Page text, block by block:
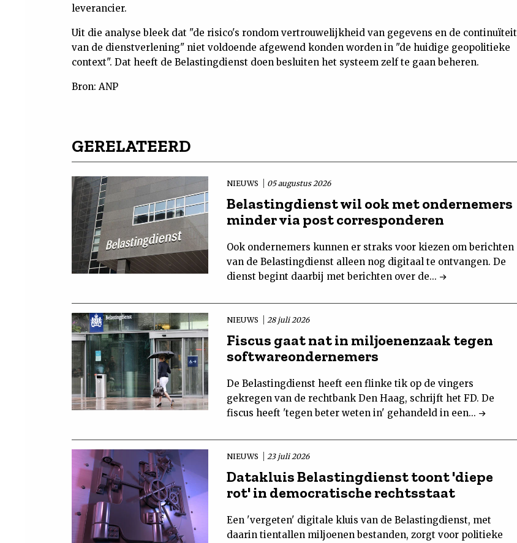
leverancier.
Uit die analyse bleek dat "de risico's rondom vertrouwelijkheid van gegevens en de continuïteit
van de dienstverlening" niet voldoende afgewend konden worden in "de huidige geopolitieke
context". Dat heeft de Belastingdienst doen besluiten het systeem zelf te gaan beheren.
Bron: ANP
GERELATEERD
NIEUWS 05 augustus 2026
Belastingdienst wil ook met ondernemers
minder via post corresponderen
Ook ondernemers kunnen er straks voor kiezen om berichten
van de Belastingdienst alleen nog digitaal te ontvangen. De
dienst begint daarbij met berichten over de...
NIEUWS 28 juli 2026
Fiscus gaat nat in miljoenenzaak tegen
softwareondernemers
De Belastingdienst heeft een flinke tik op de vingers
gekregen van de rechtbank Den Haag, schrijft het FD. De
fiscus heeft 'tegen beter weten in' gehandeld in een...
NIEUWS 23 juli 2026
Datakluis Belastingdienst toont 'diepe
rot' in democratische rechtsstaat
Een 'vergeten' digitale kluis van de Belastingdienst, met
daarin tientallen miljoenen bestanden, zorgt voor politieke